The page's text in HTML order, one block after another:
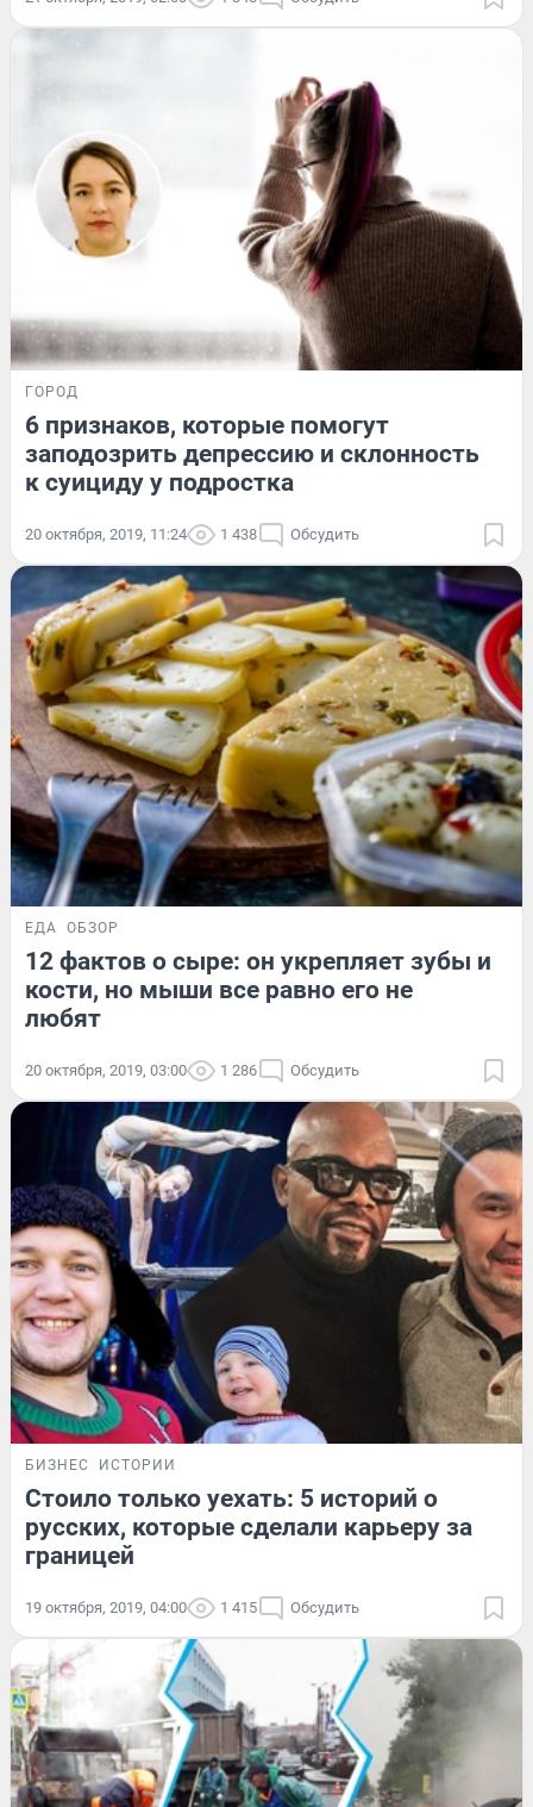
ГОРОД
6 признаков, которые помогут
заподозрить депрессию и склонность
к суициду у подростка
20 октября, 2019, 11:24 1 438 Обсудить
ЕДА ОБЗОР
12 фактов о сыре: он укрепляет зубы и
кости, но мыши все равно его не
любят
20 октября, 2019, 03:00 1 286 Обсудить
БИЗНЕС ИСТОРИИ
Стоило только уехать: 5 историй о
русских, которые сделали карьеру за
границей
19 октября, 2019, 04:00 1 415 Обсудить